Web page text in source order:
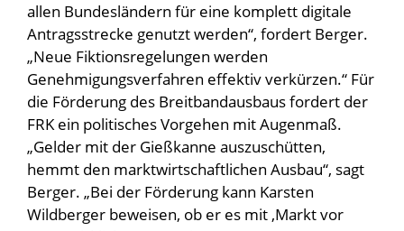
allen Bundesländern für eine komplett digitale
Antragsstrecke genutzt werden“, fordert Berger.
„Neue Fiktionsregelungen werden
Genehmigungsverfahren effektiv verkürzen.“ Für
die Förderung des Breitbandausbaus fordert der
FRK ein politisches Vorgehen mit Augenmaß.
„Gelder mit der Gießkanne auszuschütten,
hemmt den marktwirtschaftlichen Ausbau“, sagt
Berger. „Bei der Förderung kann Karsten
Wildberger beweisen, ob er es mit ‚Markt vor